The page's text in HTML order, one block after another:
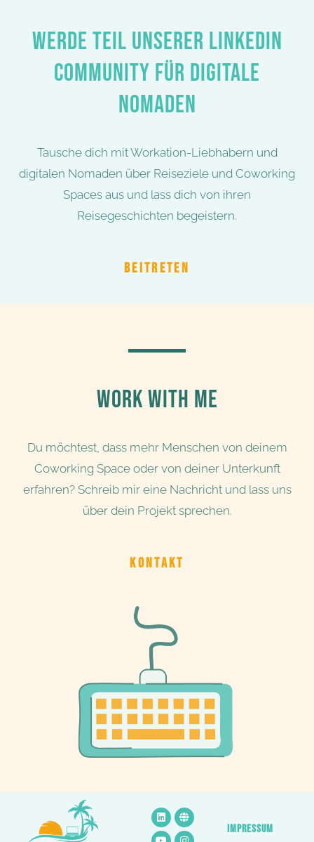
WERDE TEIL UNSERER LINKEDIN
COMMUNITY FÜR DIGITALE
NOMADEN
Tausche dich mit Workation-Liebhabern und
digitalen Nomaden über Reiseziele und Coworking
Spaces aus und lass dich von ihren
Reisegeschichten begeistern.
BEITRETEN
WORK WITH ME
Du möchtest, dass mehr Menschen von deinem
Coworking Space oder von deiner Unterkunft
erfahren? Schreib mir eine Nachricht und lass uns
über dein Projekt sprechen.
KONTAKT
IMPRESSUM